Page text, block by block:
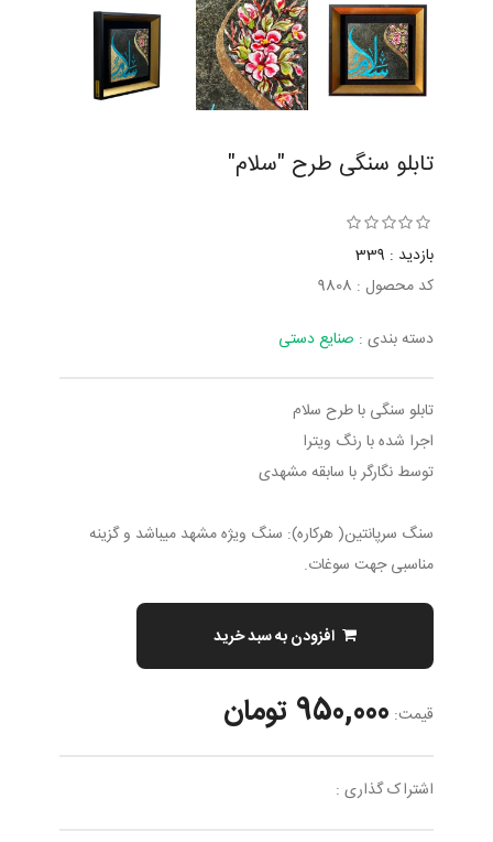
تابلو سنگی طرح "سلام"
بازدید : 339
کد محصول : 9808
دسته بندی : صنایع دستی
تابلو سنگی با طرح سلام
اجرا شده با رنگ ویترا
توسط نگارگر با سابقه مشهدی
سنگ سرپانتین( هرکاره): سنگ ویژه مشهد میباشد و گزینه
مناسبی جهت سوغات.
افزودن به سبد خرید
قیمت: 950,000 تومان
اشتراک گذاری :